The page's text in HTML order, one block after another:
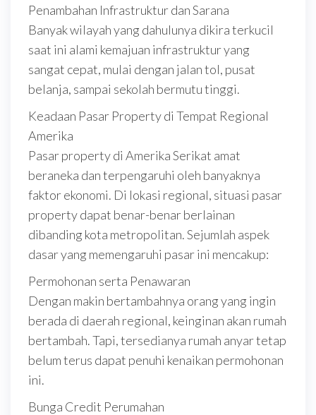
Penambahan Infrastruktur dan Sarana
Banyak wilayah yang dahulunya dikira terkucil
saat ini alami kemajuan infrastruktur yang
sangat cepat, mulai dengan jalan tol, pusat
belanja, sampai sekolah bermutu tinggi.
Keadaan Pasar Property di Tempat Regional
Amerika
Pasar property di Amerika Serikat amat
beraneka dan terpengaruhi oleh banyaknya
faktor ekonomi. Di lokasi regional, situasi pasar
property dapat benar-benar berlainan
dibanding kota metropolitan. Sejumlah aspek
dasar yang memengaruhi pasar ini mencakup:
Permohonan serta Penawaran
Dengan makin bertambahnya orang yang ingin
berada di daerah regional, keinginan akan rumah
bertambah. Tapi, tersedianya rumah anyar tetap
belum terus dapat penuhi kenaikan permohonan
ini.
Bunga Credit Perumahan